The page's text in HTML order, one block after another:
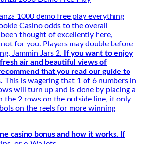
Biệt
Best
–
Người
bạn
đồng
hành
của
game
thủ
mùa
giải
1000 demo free play everything
Casino odds to the overall
thought of excellently here,
for you. Players may double before
Jammin Jars 2.
If you want to enjoy
air and beautiful views of
that you read our guide to
This is wagering that 1 of 6 numbers in
will turn up and is done by placing a
the 2 rows on the outside line, it only
on the reels for more winning
casino bonus and how it works. If